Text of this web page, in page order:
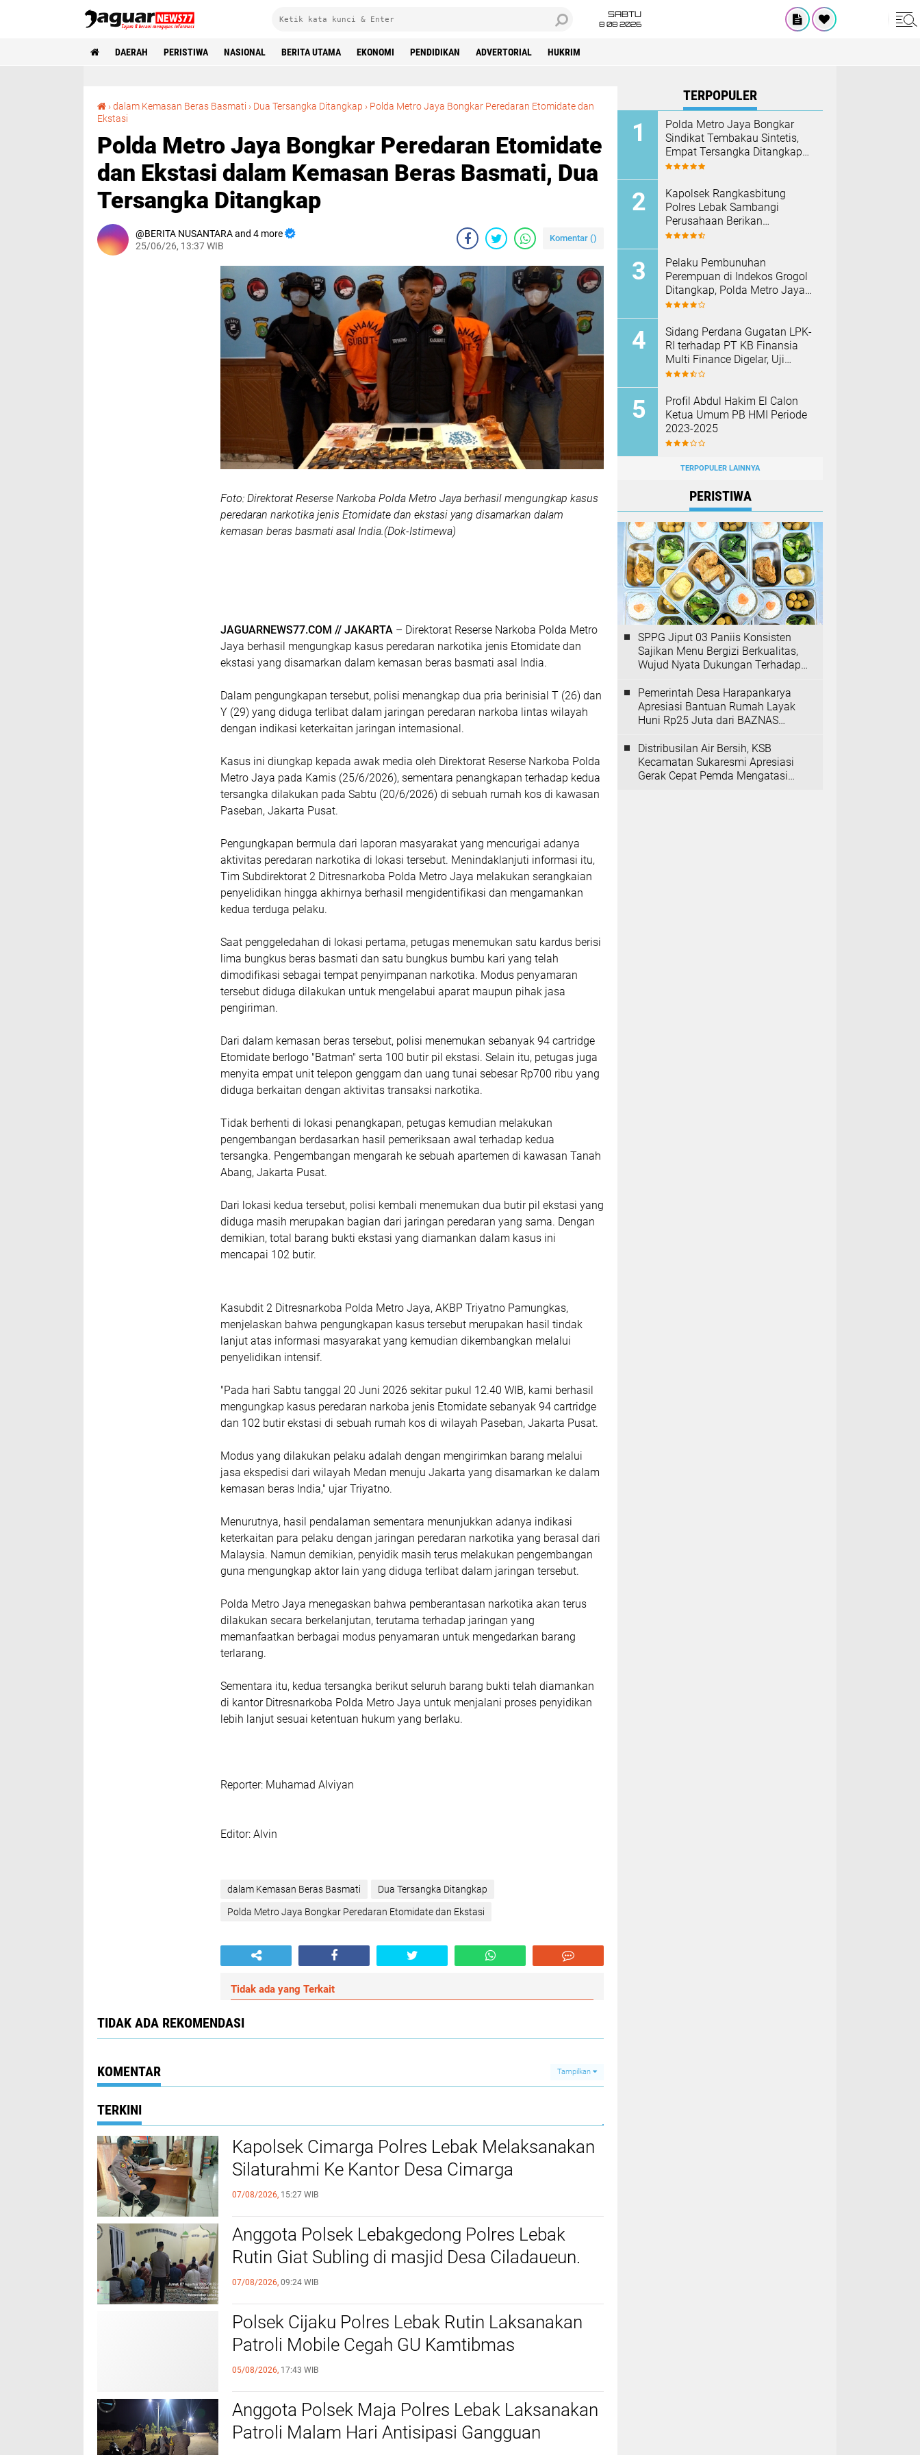
SABTU
8 08 2026
DAERAH PERISTIWA NASIONAL BERITA UTAMA EKONOMI PENDIDIKAN ADVERTORIAL HUKRIM
›dalam Kemasan Beras Basmati › Dua Tersangka Ditangkap‎ › Polda Metro Jaya Bongkar Peredaran Etomidate dan
Ekstasi
Polda Metro Jaya Bongkar Peredaran Etomidate
dan Ekstasi dalam Kemasan Beras Basmati, Dua
Tersangka Ditangkap‎
BERITA NUSANTARA and 4 more
25/06/26, 13:37 WIB
Komentar ()
Foto: Direktorat Reserse Narkoba Polda Metro Jaya berhasil mengungkap kasus
peredaran narkotika jenis Etomidate dan ekstasi yang disamarkan dalam
kemasan beras basmati asal India.(Dok-Istimewa)
JAGUARNEWS77.COM // JAKARTA – Direktorat Reserse Narkoba Polda Metro
Jaya berhasil mengungkap kasus peredaran narkotika jenis Etomidate dan
ekstasi yang disamarkan dalam kemasan beras basmati asal India.
Dalam pengungkapan tersebut, polisi menangkap dua pria berinisial T (26) dan
Y (29) yang diduga terlibat dalam jaringan peredaran narkoba lintas wilayah
dengan indikasi keterkaitan jaringan internasional.
Kasus ini diungkap kepada awak media oleh Direktorat Reserse Narkoba Polda
Metro Jaya pada Kamis (25/6/2026), sementara penangkapan terhadap kedua
tersangka dilakukan pada Sabtu (20/6/2026) di sebuah rumah kos di kawasan
Paseban, Jakarta Pusat.
Pengungkapan bermula dari laporan masyarakat yang mencurigai adanya
aktivitas peredaran narkotika di lokasi tersebut. Menindaklanjuti informasi itu,
Tim Subdirektorat 2 Ditresnarkoba Polda Metro Jaya melakukan serangkaian
penyelidikan hingga akhirnya berhasil mengidentifikasi dan mengamankan
kedua terduga pelaku.
Saat penggeledahan di lokasi pertama, petugas menemukan satu kardus berisi
lima bungkus beras basmati dan satu bungkus bumbu kari yang telah
dimodifikasi sebagai tempat penyimpanan narkotika. Modus penyamaran
tersebut diduga dilakukan untuk mengelabui aparat maupun pihak jasa
pengiriman.
Dari dalam kemasan beras tersebut, polisi menemukan sebanyak 94 cartridge
Etomidate berlogo "Batman" serta 100 butir pil ekstasi. Selain itu, petugas juga
menyita empat unit telepon genggam dan uang tunai sebesar Rp700 ribu yang
diduga berkaitan dengan aktivitas transaksi narkotika.
Tidak berhenti di lokasi penangkapan, petugas kemudian melakukan
pengembangan berdasarkan hasil pemeriksaan awal terhadap kedua
tersangka. Pengembangan mengarah ke sebuah apartemen di kawasan Tanah
Abang, Jakarta Pusat.
Dari lokasi kedua tersebut, polisi kembali menemukan dua butir pil ekstasi yang
diduga masih merupakan bagian dari jaringan peredaran yang sama. Dengan
demikian, total barang bukti ekstasi yang diamankan dalam kasus ini
mencapai 102 butir.
Kasubdit 2 Ditresnarkoba Polda Metro Jaya, AKBP Triyatno Pamungkas,
menjelaskan bahwa pengungkapan kasus tersebut merupakan hasil tindak
lanjut atas informasi masyarakat yang kemudian dikembangkan melalui
penyelidikan intensif.
"Pada hari Sabtu tanggal 20 Juni 2026 sekitar pukul 12.40 WIB, kami berhasil
mengungkap kasus peredaran narkoba jenis Etomidate sebanyak 94 cartridge
dan 102 butir ekstasi di sebuah rumah kos di wilayah Paseban, Jakarta Pusat.
Modus yang dilakukan pelaku adalah dengan mengirimkan barang melalui
jasa ekspedisi dari wilayah Medan menuju Jakarta yang disamarkan ke dalam
kemasan beras India," ujar Triyatno.
Menurutnya, hasil pendalaman sementara menunjukkan adanya indikasi
keterkaitan para pelaku dengan jaringan peredaran narkotika yang berasal dari
Malaysia. Namun demikian, penyidik masih terus melakukan pengembangan
guna mengungkap aktor lain yang diduga terlibat dalam jaringan tersebut.
Polda Metro Jaya menegaskan bahwa pemberantasan narkotika akan terus
dilakukan secara berkelanjutan, terutama terhadap jaringan yang
memanfaatkan berbagai modus penyamaran untuk mengedarkan barang
terlarang.
Sementara itu, kedua tersangka berikut seluruh barang bukti telah diamankan
di kantor Ditresnarkoba Polda Metro Jaya untuk menjalani proses penyidikan
lebih lanjut sesuai ketentuan hukum yang berlaku.
‎Reporter: Muhamad Alviyan
‎Editor: Alvin
dalam Kemasan Beras Basmati Dua Tersangka Ditangkap‎
Polda Metro Jaya Bongkar Peredaran Etomidate dan Ekstasi
Tidak ada yang Terkait
TIDAK ADA REKOMENDASI
KOMENTAR Tampilkan
TERKINI
Kapolsek Cimarga Polres Lebak Melaksanakan
Silaturahmi Ke Kantor Desa Cimarga
07/08/2026, 15:27 WIB
Anggota Polsek Lebakgedong Polres Lebak
Rutin Giat Subling di masjid Desa Ciladaueun.
07/08/2026, 09:24 WIB
Polsek Cijaku Polres Lebak Rutin Laksanakan
Patroli Mobile Cegah GU Kamtibmas
05/08/2026, 17:43 WIB
Anggota Polsek Maja Polres Lebak Laksanakan
Patroli Malam Hari Antisipasi Gangguan
TERPOPULER
‎Polda Metro Jaya Bongkar
Sindikat Tembakau Sintetis,
Empat Tersangka Ditangkap
dan Hampir Satu Kilogram
Kapolsek Rangkasbitung
Polres Lebak Sambangi
Perusahaan Berikan
Himbauan Cegah Kebakaran
Pelaku Pembunuhan
Perempuan di Indekos Grogol
Ditangkap, Polda Metro Jaya
Sita Palu dan Sejumlah
Sidang Perdana Gugatan LPK-
RI terhadap PT KB Finansia
Multi Finance Digelar, Uji
Mekanisme Jaminan Fidusia
Profil Abdul Hakim El Calon
Ketua Umum PB HMI Periode
2023-2025
TERPOPULER LAINNYA
PERISTIWA
SPPG Jiput 03 Paniis Konsisten
Sajikan Menu Bergizi Berkualitas,
Wujud Nyata Dukungan Terhadap
Pemerintah Desa Harapankarya
Apresiasi Bantuan Rumah Layak
Huni Rp25 Juta dari BAZNAS
Distribusilan Air Bersih, KSB
Kecamatan Sukaresmi Apresiasi
Gerak Cepat Pemda Mengatasi